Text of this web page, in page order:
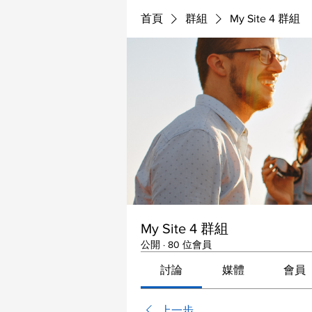
首頁 群組 My Site 4 群組
My Site 4 群組
公開 · 80 位會員
討論 媒體 會員